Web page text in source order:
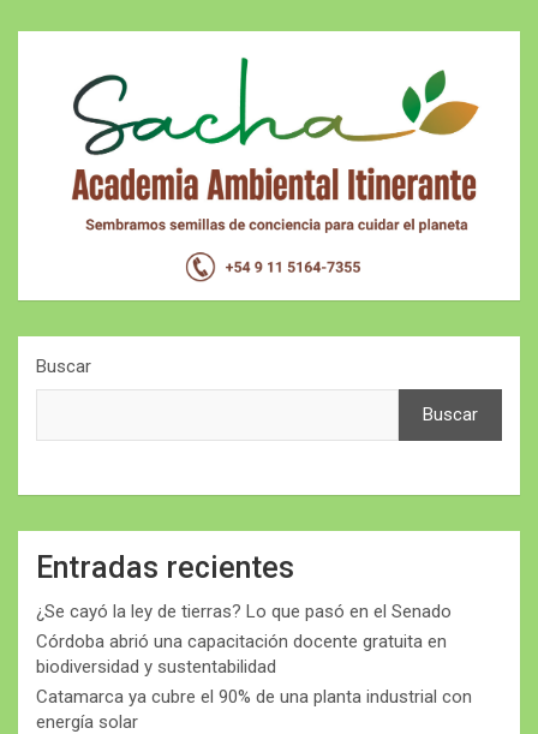
Buscar
Buscar
Entradas recientes
¿Se cayó la ley de tierras? Lo que pasó en el Senado
Córdoba abrió una capacitación docente gratuita en
biodiversidad y sustentabilidad
Catamarca ya cubre el 90% de una planta industrial con
energía solar